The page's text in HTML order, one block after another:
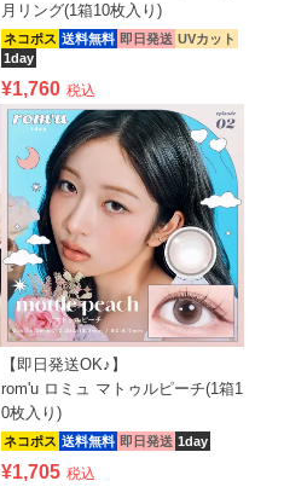
月リング(1箱10枚入り)
ネコポス 送料無料 即日発送 UVカット
1day
¥1,760 税込
【即日発送OK♪】
rom'u ロミュ マトゥルピーチ(1箱1
0枚入り)
ネコポス 送料無料 即日発送 1day
¥1,705 税込